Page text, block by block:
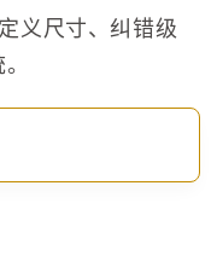
义尺寸、纠错级